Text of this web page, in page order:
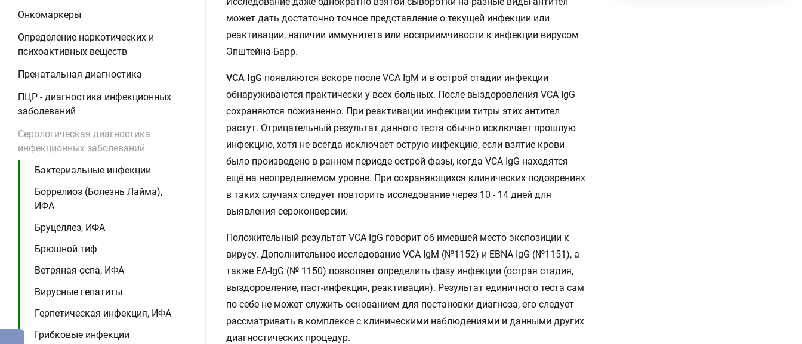
Онкомаркеры
Определение наркотических и
психоактивных веществ
Пренатальная диагностика
ПЦР - диагностика инфекционных
заболеваний
Серологическая диагностика
инфекционных заболеваний
Бактериальные инфекции
Боррелиоз (Болезнь Лайма),
ИФА
Бруцеллез, ИФА
Брюшной тиф
Ветряная оспа, ИФА
Вирусные гепатиты
Герпетическая инфекция, ИФА
Грибковые инфекции
может дать достаточно точное представление о текущей инфекции или
реактивации, наличии иммунитета или восприимчивости к инфекции вирусом
Эпштейна-Барр.
VCA IgG появляются вскоре после VCA IgM и в острой стадии инфекции
обнаруживаются практически у всех больных. После выздоровления VCA IgG
сохраняются пожизненно. При реактивации инфекции титры этих антител
растут. Отрицательный результат данного теста обычно исключает прошлую
инфекцию, хотя не всегда исключает острую инфекцию, если взятие крови
было произведено в раннем периоде острой фазы, когда VCA IgG находятся
ещё на неопределяемом уровне. При сохраняющихся клинических подозрениях
в таких случаях следует повторить исследование через 10 - 14 дней для
выявления сероконверсии.
Положительный результат VCA IgG говорит об имевшей место экспозиции к
вирусу. Дополнительное исследование VCA IgM (№1152) и EBNA IgG (№1151), а
также EA-IgG (№ 1150) позволяет определить фазу инфекции (острая стадия,
выздоровление, паст-инфекция, реактивация). Результат единичного теста сам
по себе не может служить основанием для постановки диагноза, его следует
рассматривать в комплексе с клиническими наблюдениями и данными других
диагностических процедур.